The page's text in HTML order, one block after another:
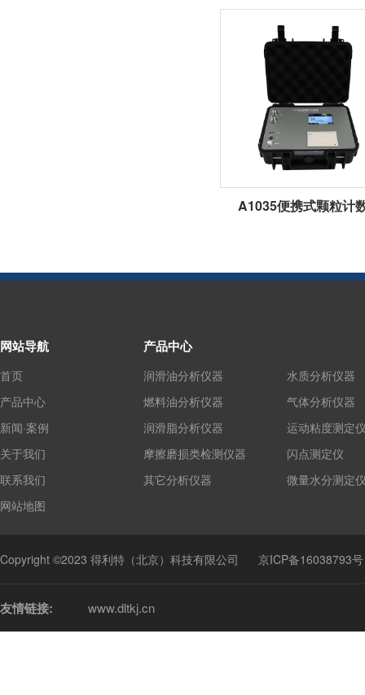
A1035便携式颗粒计
网站导航
首页
产品中心
新闻·案例
关于我们
联系我们
网站地图
产品中心
润滑油分析仪器
燃料油分析仪器
润滑脂分析仪器
摩擦磨损类检测仪器
其它分析仪器
水质分析仪器
气体分析仪器
运动粘度测定
闪点测定仪
微量水分测定
Copyright ©2023 得利特（北京）科技有限公司 京ICP备16038793号
友情链接: www.dltkj.cn